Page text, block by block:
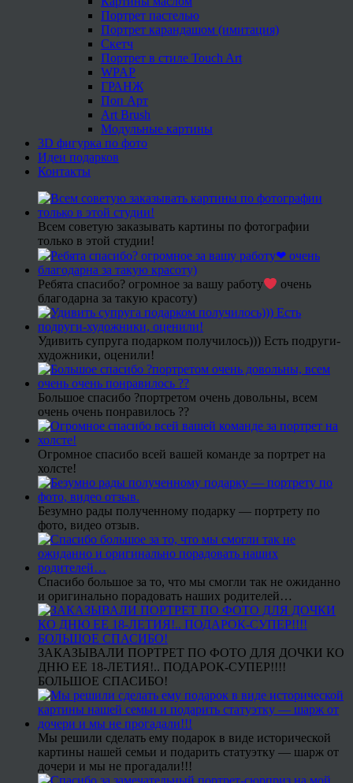
Портрет пастелью
Портрет карандашом (имитация)
Скетч
Портрет в стиле Touch Art
WPAP
ГРАНЖ
Поп Арт
Art Brush
Модульные картины
3D фигурка по фото
Идеи подарков
Контакты
Всем советую заказывать картины по фотографии
только в этой студии!
Ребята спасибо? огромное за вашу работу
очень
благодарна за такую красоту)
Удивить супруга подарком получилось))) Есть подруги-
художники, оценили!
Большое спасибо ?портретом очень довольны, всем
очень очень понравилось ??
Огромное спасибо всей вашей команде за портрет на
холсте!
Безумно рады полученному подарку — портрету по
фото, видео отзыв.
Спасибо большое за то, что мы смогли так не ожиданно
и оригинально порадовать наших родителей…
ЗАКАЗЫВАЛИ ПОРТРЕТ ПО ФОТО ДЛЯ ДОЧКИ КО
ДНЮ ЕЕ 18-ЛЕТИЯ!.. ПОДАРОК-СУПЕР!!!!
БОЛЬШОЕ СПАСИБО!
Мы решили сделать ему подарок в виде исторической
картины нашей семьи и подарить статуэтку — шарж от
дочери и мы не прогадали!!!